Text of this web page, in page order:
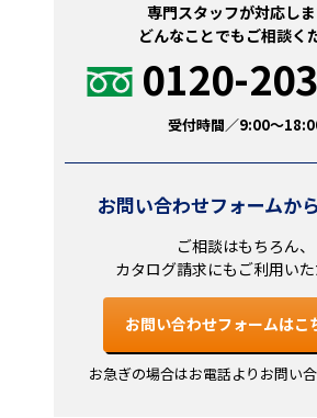
専門スタッフが対応しま
どんなことでもご相談く
0120-
受付時間／9:00～
お問い合わせフォームか
ご相談はもちろん、
カタログ請求にもご利用い
お問い合わせフォームはこ
お急ぎの場合はお電話よりお問い